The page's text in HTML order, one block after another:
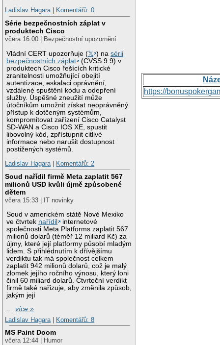
Ladislav Hagara| Komentářů: 0
Série bezpečnostních záplat v
produktech Cisco
včera 16:00 | Bezpečnostní upozornění
Vládní CERT upozorňuje (𝕏 ) nasérii
bezpečnostních záplat
(CVSS 9.9) v
produktech Cisco řešících kritické
zranitelnosti umožňující obejití
autentizace, eskalaci oprávnění,
vzdálené spuštění kódu a odepření
služby. Úspěšné zneužití může
útočníkům umožnit získat neoprávněný
přístup k dotčeným systémům,
kompromitovat zařízení Cisco Catalyst
SD-WAN a Cisco IOS XE, spustit
libovolný kód, zpřístupnit citlivé
informace nebo narušit dostupnost
postižených systémů.
Ladislav Hagara| Komentářů: 2
Soud nařídil firmě Meta zaplatit 567
milionů USD kvůli újmě způsobené
dětem
včera 15:33 | IT novinky
Soud v americkém státě Nové Mexiko
ve čtvrtek nařídil
internetové
společnosti Meta Platforms zaplatit 567
milionů dolarů (téměř 12 miliard Kč) za
újmy, které její platformy působí mladým
lidem. S přihlédnutím k dřívějšímu
verdiktu tak má společnost celkem
zaplatit 942 milionů dolarů, což je malý
zlomek jejího ročního výnosu, který loni
činil 60 miliard dolarů. Čtvrteční verdikt
firmě také nařizuje, aby změnila způsob,
jakým její
…více »
Ladislav Hagara
Komentářů: 8
MS Paint Doom
včera 12:44 | Humor
https://